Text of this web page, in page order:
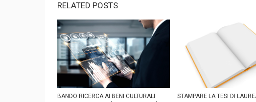
RELATED POSTS
BANDO RICERCA AI BENI CULTURALI
STAMPARE LA TESI DI